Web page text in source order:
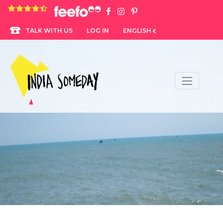
4.8 rating based on 1,234 ratings
TALK WITH US LOG IN ENGLISH